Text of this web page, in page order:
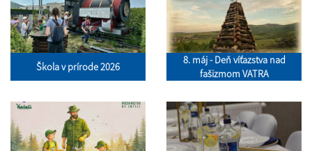
Škola v prírode 2026
8. máj - Deň víťazstva nad
fašizmom VATRA